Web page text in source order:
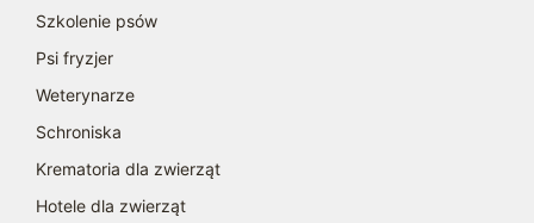
Szkolenie psów
Psi fryzjer
Weterynarze
Schroniska
Krematoria dla zwierząt
Hotele dla zwierząt